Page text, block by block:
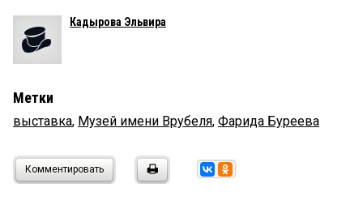
Кадырова Эльвира
Метки
выставка, Музей имени Врубеля, Фарида Буреева
Комментировать